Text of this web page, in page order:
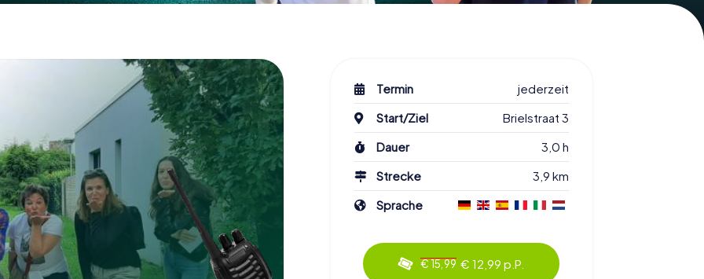
Termin
jederzeit
Start/Ziel
Brielstraat 3
Dauer
3,0 h
Strecke
3,9 km
Sprache
€ 15,99 € 12,99 p.P.